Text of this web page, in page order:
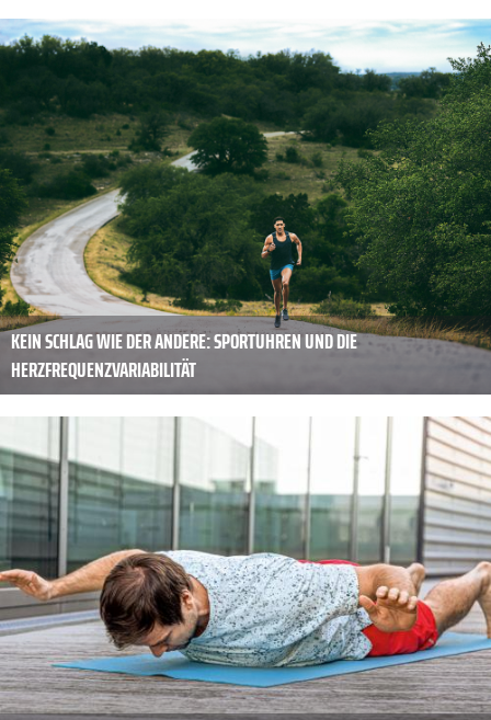
KEIN SCHLAG WIE DER ANDERE: SPORTUHREN UND DIE
HERZFREQUENZVARIABILITÄT